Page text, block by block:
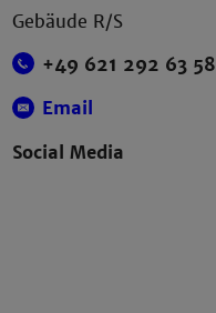
Gebäude R/S
+49 621 292 63 58
Email
Social Media